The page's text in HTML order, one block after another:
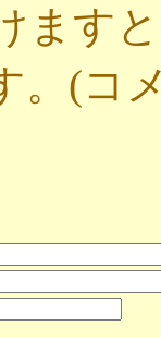
ます
。(コ